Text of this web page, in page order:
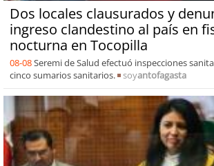
Dos locales clausurados y
ingreso clandestino al país en
nocturna en Tocopilla
08-08Seremi de Salud efectuó inspecciones
cinco sumarios sanitarios.
soyantofagasta